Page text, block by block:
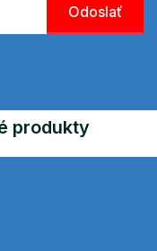
produkty